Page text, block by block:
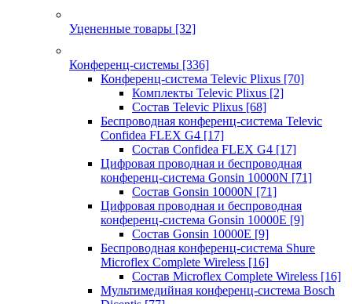
Уцененные товары [32]
Конференц-системы [336]
Конференц-система Televic Plixus [70]
Комплекты Televic Plixus [2]
Состав Televic Plixus [68]
Беспроводная конференц-система Televic
Confidea FLEX G4 [17]
Состав Confidea FLEX G4 [17]
Цифровая проводная и беспроводная
конференц-система Gonsin 10000N [71]
Состав Gonsin 10000N [71]
Цифровая проводная и беспроводная
конференц-система Gonsin 10000E [9]
Состав Gonsin 10000E [9]
Беспроводная конференц-система Shure
Microflex Complete Wireless [16]
Состав Microflex Complete Wireless [16]
Мультимедийная конференц-система Bosch